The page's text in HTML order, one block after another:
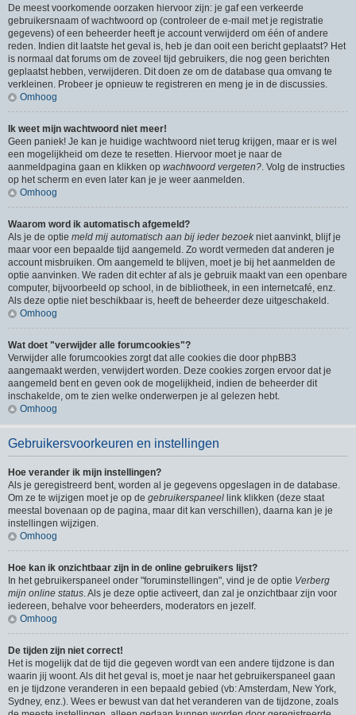
De meest voorkomende oorzaken hiervoor zijn: je gaf een verkeerde
gebruikersnaam of wachtwoord op (controleer de e-mail met je registratie
gegevens) of een beheerder heeft je account verwijderd om één of andere
reden. Indien dit laatste het geval is, heb je dan ooit een bericht geplaatst? Het
is normaal dat forums om de zoveel tijd gebruikers, die nog geen berichten
geplaatst hebben, verwijderen. Dit doen ze om de database qua omvang te
verkleinen. Probeer je opnieuw te registreren en meng je in de discussies.
Omhoog
Ik weet mijn wachtwoord niet meer!
Geen paniek! Je kan je huidige wachtwoord niet terug krijgen, maar er is wel
een mogelijkheid om deze te resetten. Hiervoor moet je naar de
aanmeldpagina gaan en klikken op wachtwoord vergeten?. Volg de instructies
op het scherm en even later kan je je weer aanmelden.
Omhoog
Waarom word ik automatisch afgemeld?
Als je de optie meld mij automatisch aan bij ieder bezoek niet aanvinkt, blijf je
maar voor een bepaalde tijd aangemeld. Zo wordt vermeden dat anderen je
account misbruiken. Om aangemeld te blijven, moet je bij het aanmelden de
optie aanvinken. We raden dit echter af als je gebruik maakt van een openbare
computer, bijvoorbeeld op school, in de bibliotheek, in een internetcafé, enz.
Als deze optie niet beschikbaar is, heeft de beheerder deze uitgeschakeld.
Omhoog
Wat doet "verwijder alle forumcookies"?
Verwijder alle forumcookies zorgt dat alle cookies die door phpBB3
aangemaakt werden, verwijdert worden. Deze cookies zorgen ervoor dat je
aangemeld bent en geven ook de mogelijkheid, indien de beheerder dit
inschakelde, om te zien welke onderwerpen je al gelezen hebt.
Omhoog
Gebruikersvoorkeuren en instellingen
Hoe verander ik mijn instellingen?
Als je geregistreerd bent, worden al je gegevens opgeslagen in de database.
Om ze te wijzigen moet je op de gebruikerspaneel link klikken (deze staat
meestal bovenaan op de pagina, maar dit kan verschillen), daarna kan je je
instellingen wijzigen.
Omhoog
Hoe kan ik onzichtbaar zijn in de online gebruikers lijst?
In het gebruikerspaneel onder "foruminstellingen", vind je de optie Verberg
mijn online status. Als je deze optie activeert, dan zal je onzichtbaar zijn voor
iedereen, behalve voor beheerders, moderators en jezelf.
Omhoog
De tijden zijn niet correct!
Het is mogelijk dat de tijd die gegeven wordt van een andere tijdzone is dan
waarin jij woont. Als dit het geval is, moet je naar het gebruikerspaneel gaan
en je tijdzone veranderen in een bepaald gebied (vb: Amsterdam, New York,
Sydney, enz.). Wees er bewust van dat het veranderen van de tijdzone, zoals